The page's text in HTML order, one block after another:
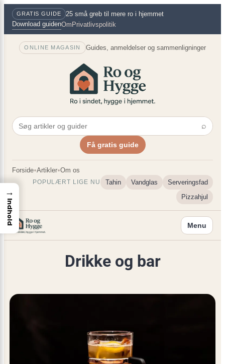
Spring
indhold
GRATIS GUIDE
25 små greb til mere ro i hjemmet
Download guidenOm Privatlivspolitik
ONLINE MAGASIN Guides, anmeldelser og sammenligninger
⌕
Få gratis guide
Forside•Artikler•Om os
POPULÆRT LIGE NU Tahin Vandglas
Serveringsfad
Pizzahjul
Menu
Drikke og bar
→
Indhold